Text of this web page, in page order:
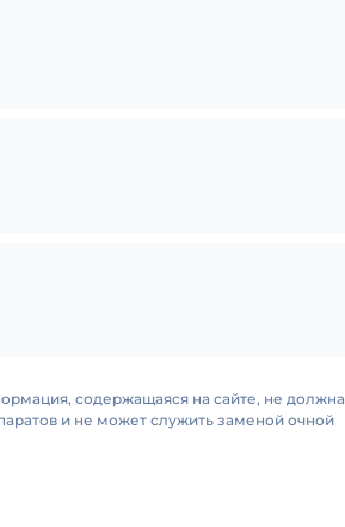
содержащаяся на сайте, не должна
и не может служить заменой очной